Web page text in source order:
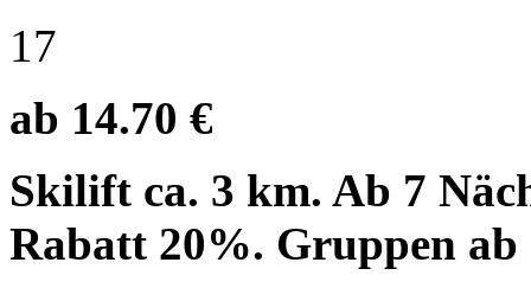
17
ab 14.70 €
Skilift ca. 3 km. Ab 7
Rabatt 20%. Gruppen ab